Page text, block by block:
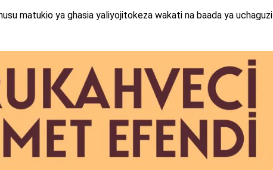
matukio ya ghasia yaliyojitokeza wakati na baada ya uchaguzi